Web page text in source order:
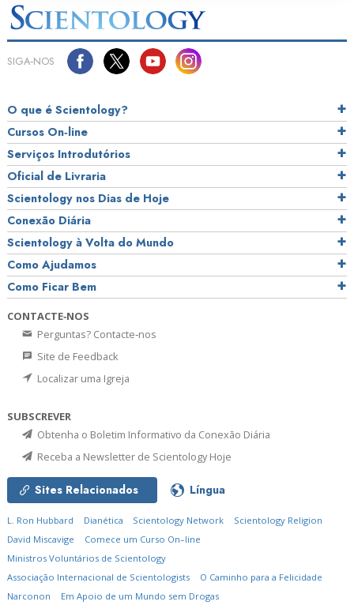
SIGA‑NOS
O que é Scientology?
Cursos On‑line
Serviços Introdutórios
Oficial de Livraria
Scientology nos Dias de Hoje
Conexão Diária
Scientology à Volta do Mundo
Como Ajudamos
Como Ficar Bem
CONTACTE‑NOS
Perguntas? Contacte‑nos
Site de Feedback
Localizar uma Igreja
SUBSCREVER
Obtenha o Boletim Informativo da Conexão Diária
Receba a Newsletter de Scientology Hoje
Sites Relacionados Língua
L. Ron Hubbard Dianética Scientology Network
Scientology Religion
David Miscavige
Comece um Curso On–line
Ministros Voluntários de Scientology
Associação Internacional de Scientologists
O Caminho para a Felicidade
Narconon
Em Apoio de um Mundo sem Drogas